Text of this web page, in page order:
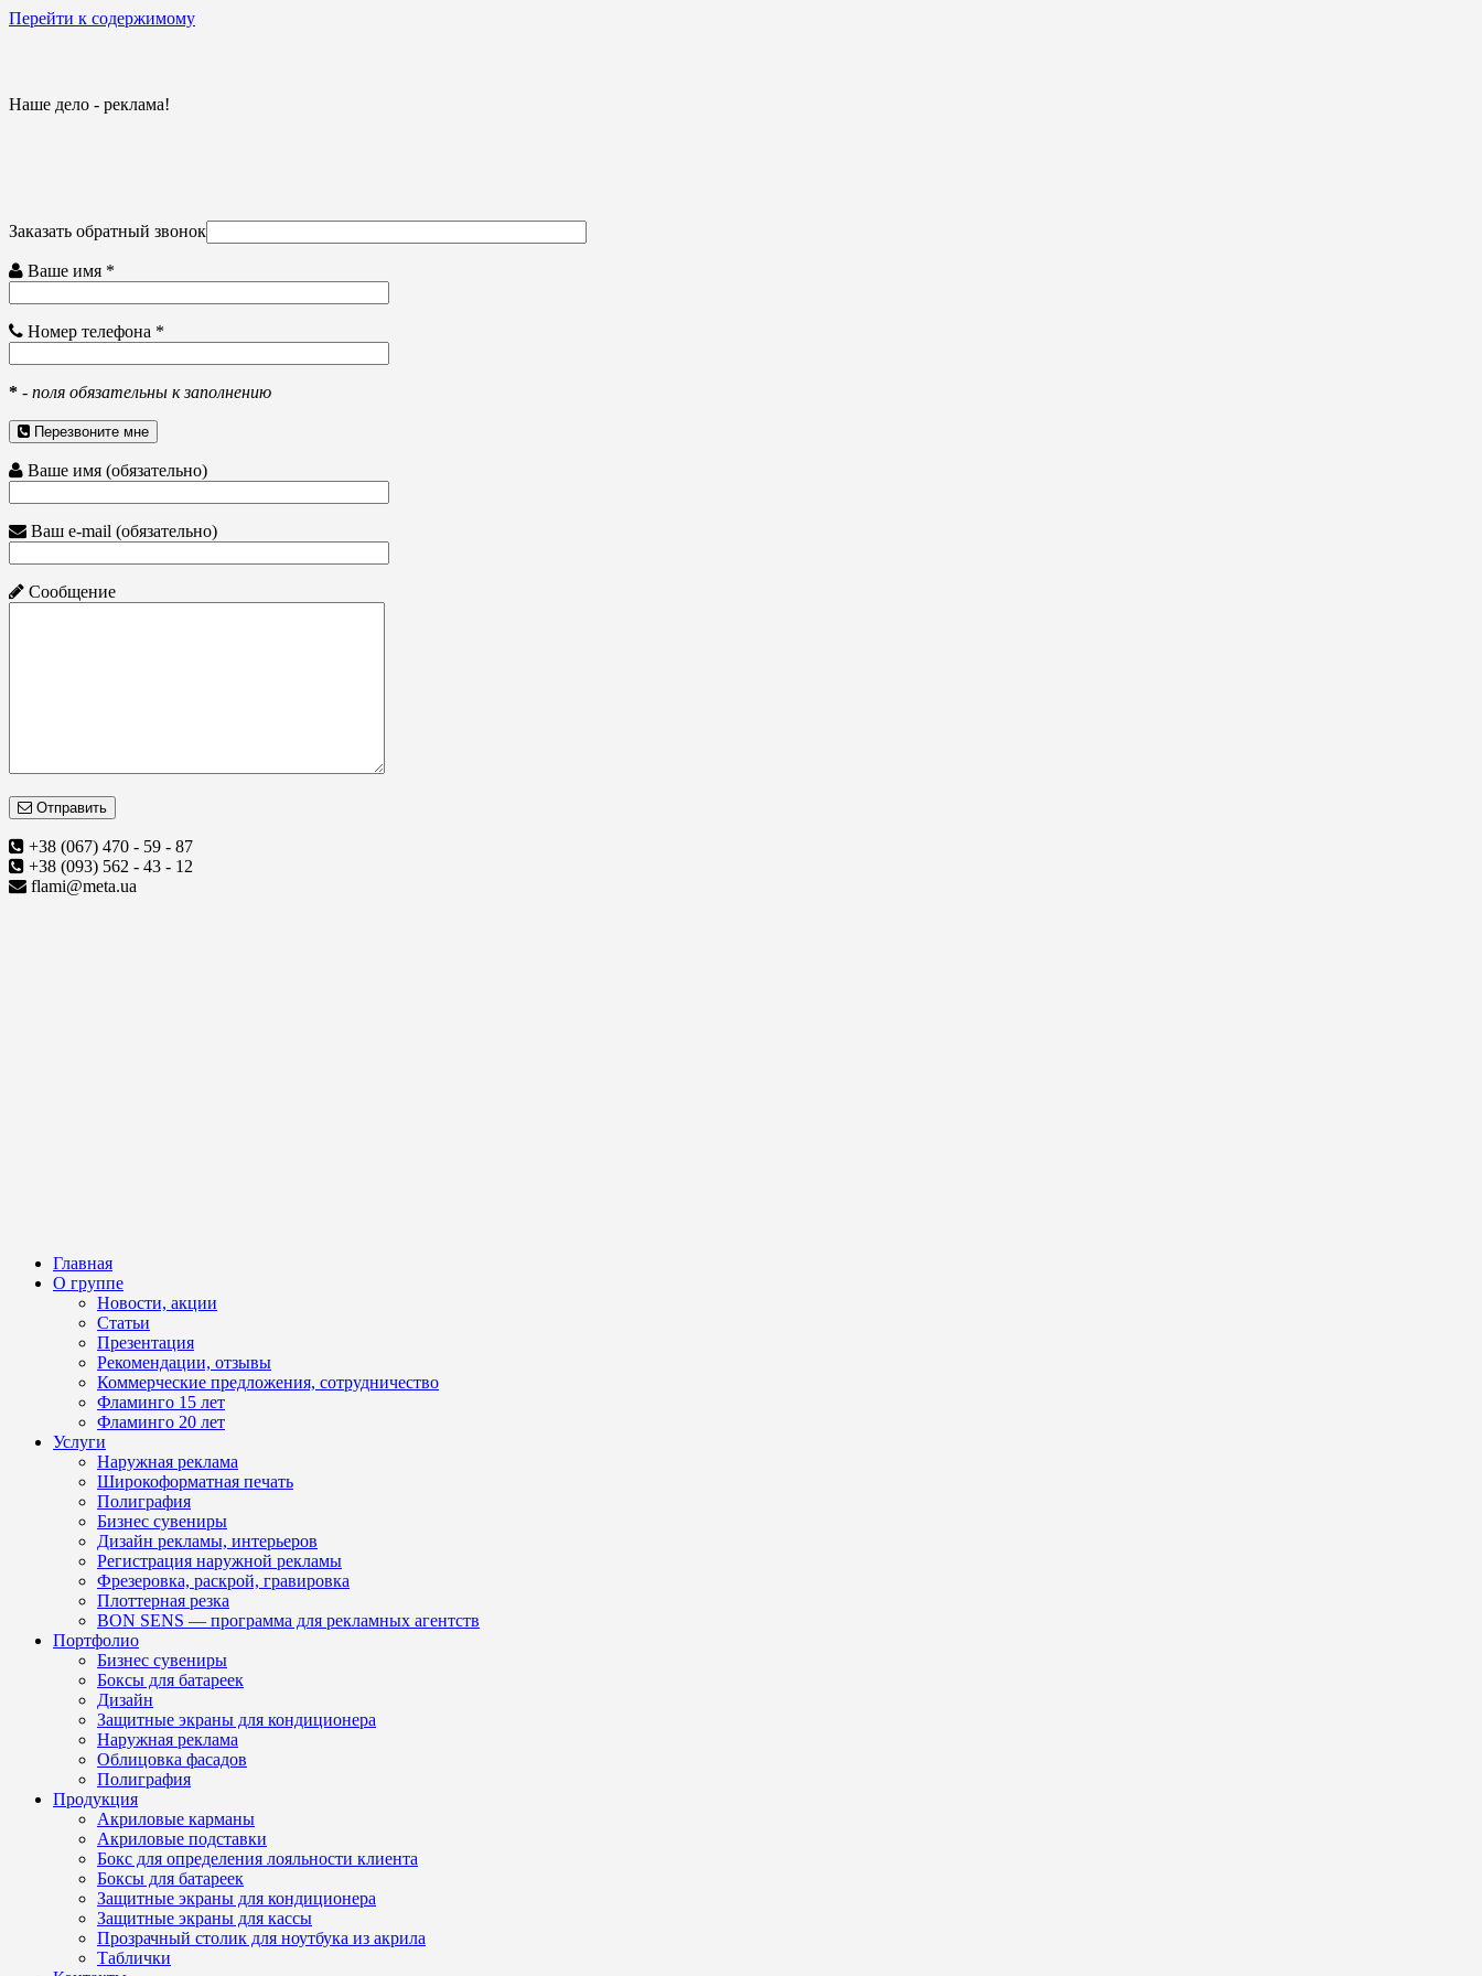
Перейти к содержимому
Наше дело - реклама!
Заказать обратный звонок
Ваше имя *
Номер телефона *
* - поля обязательны к заполнению
Перезвоните мне
Ваше имя (обязательно)
Ваш e-mail (обязательно)
Сообщение
Отправить
+38 (067) 470 - 59 - 87
+38 (093) 562 - 43 - 12
flami@meta.ua
Главная
О группе
Новости, акции
Статьи
Презентация
Рекомендации, отзывы
Коммерческие предложения, сотрудничество
Фламинго 15 лет
Фламинго 20 лет
Услуги
Наружная реклама
Широкоформатная печать
Полиграфия
Бизнес сувениры
Дизайн рекламы, интерьеров
Регистрация наружной рекламы
Фрезеровка, раскрой, гравировка
Плоттерная резка
BON SENS — программа для рекламных агентств
Портфолио
Бизнес сувениры
Боксы для батареек
Дизайн
Защитные экраны для кондиционера
Наружная реклама
Облицовка фасадов
Полиграфия
Продукция
Акриловые карманы
Акриловые подставки
Бокс для определения лояльности клиента
Боксы для батареек
Защитные экраны для кондиционера
Защитные экраны для кассы
Прозрачный столик для ноутбука из акрила
Таблички